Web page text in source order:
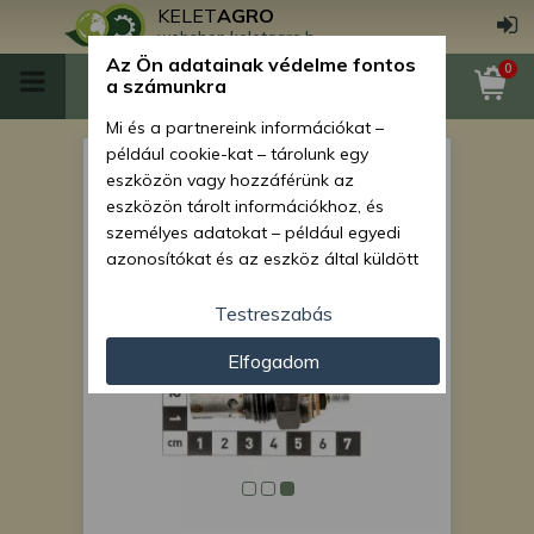
KELETAGRO
webshop.keletagro.hu
0
Izzító gyertya japán
kistraktorhoz (Yanmar
YM1510)
Az Ön adatainak védelme fontos
a számunkra
Mi és a partnereink információkat –
például cookie-kat – tárolunk egy
eszközön vagy hozzáférünk az
eszközön tárolt információkhoz, és
személyes adatokat – például egyedi
azonosítókat és az eszköz által küldött
személyre szabott hirdetések és
tartalom nyújtásához, hirdetés- és
tartalomméréshez, nézettségi adatok
gyűjtéséhez, valamint termékek
kifejlesztéséhez és a termékek
javításához. Az Ön engedélyével mi és a
módszerrel szerzett pontos geolokációs
Testreszabás
Elfogadom